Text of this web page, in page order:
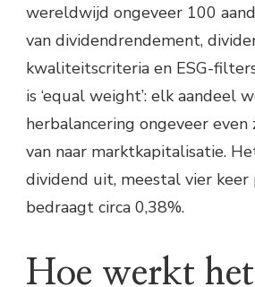
wereldwijd ongeveer 100
van dividendrendement,
kwaliteitscriteria en ESG-
is ‘equal weight’: elk aandeel
herbalancering ongeveer even
van naar marktkapitalisatie.
dividend uit, meestal vier keer
bedraagt circa 0,38%.
Hoe werkt